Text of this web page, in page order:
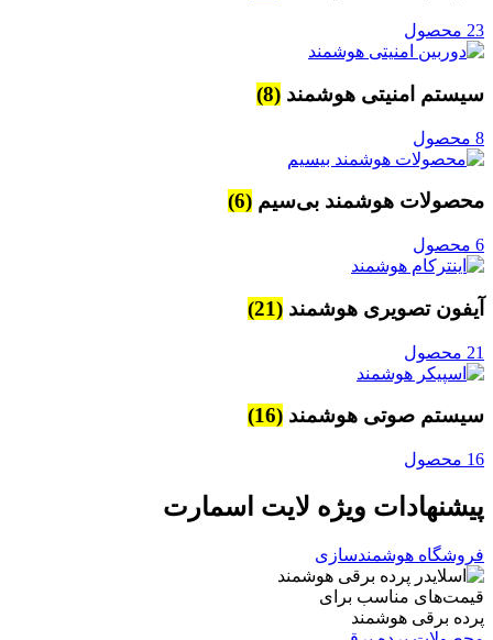
23 محصول
سیستم امنیتی هوشمند (8)
8 محصول
محصولات هوشمند بی‌سیم (6)
6 محصول
آیفون تصویری هوشمند (21)
21 محصول
سیستم صوتی هوشمند (16)
16 محصول
پیشنهادات ویژه لایت اسمارت
فروشگاه هوشمندسازی
قیمت‌های مناسب برای
پرده برقی هوشمند